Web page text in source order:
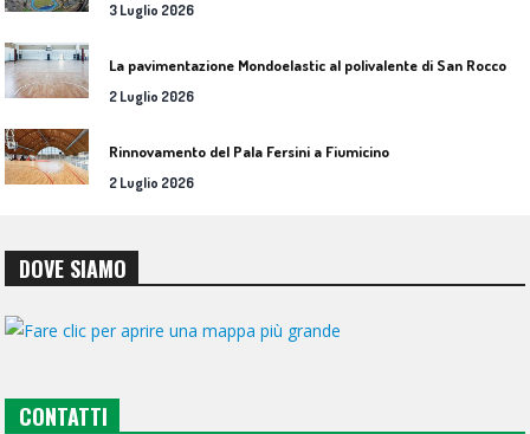
3 Luglio 2026
2 Luglio 2026
Rinnovamento del Pala Fersini a Fiumicino
2 Luglio 2026
DOVE SIAMO
CONTATTI